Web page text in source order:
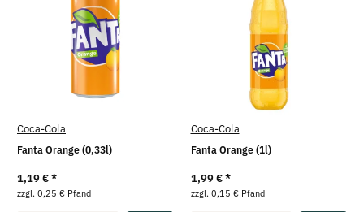
Coca-Cola
Fanta Orange (0,33l)
1,19 €*
zzgl. 0,25 € Pfand
Coca-Cola
Fanta Orange (1l)
1,99 €*
zzgl. 0,15 € Pfand